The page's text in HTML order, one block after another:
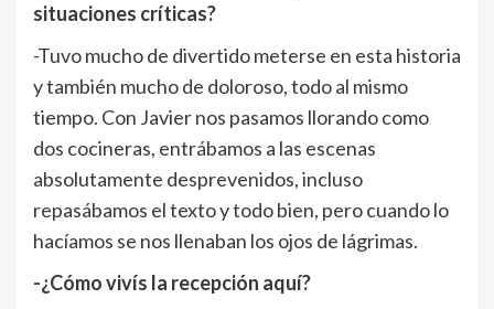
situaciones críticas?
-Tuvo mucho de divertido meterse en esta historia
y también mucho de doloroso, todo al mismo
tiempo. Con Javier nos pasamos llorando como
dos cocineras, entrábamos a las escenas
absolutamente desprevenidos, incluso
repasábamos el texto y todo bien, pero cuando lo
hacíamos se nos llenaban los ojos de lágrimas.
-¿Cómo vivís la recepción aquí?